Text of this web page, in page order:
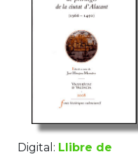
Digital: Llibre de